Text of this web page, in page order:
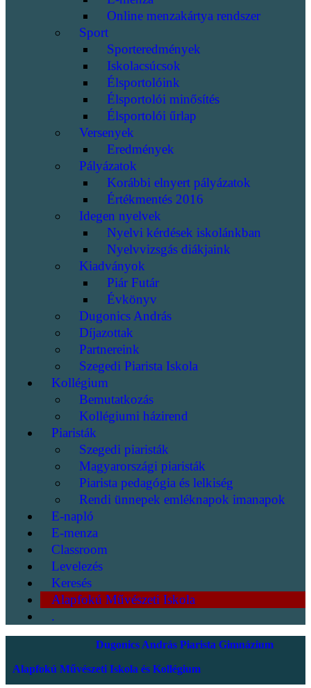
Online menzakártya rendszer
Sport
Sporteredmények
Iskolacsúcsok
Élsportolóink
Élsportolói minősítés
Élsportolói űrlap
Versenyek
Eredmények
Pályázatok
Korábbi elnyert pályázatok
Értékmentés 2016
Idegen nyelvek
Nyelvi kérdések iskolánkban
Nyelvvizsgás diákjaink
Kiadványok
Piár Futár
Évkönyv
Dugonics András
Díjazottak
Partnereink
Szegedi Piarista Iskola
Kollégium
Bemutatkozás
Kollégiumi házirend
Piaristák
Szegedi piaristák
Magyarországi piaristák
Piarista pedagógia és lelkiség
Rendi ünnepek emléknapok imanapok
E-napló
E-menza
Classroom
Levelezés
Keresés
Alapfokú Művészeti Iskola
.
Dugonics András Piarista Gimnázium
Alapfokú Művészeti Iskola és Kollégium